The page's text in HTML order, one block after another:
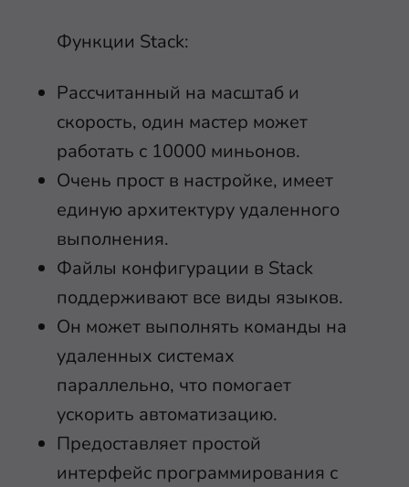
Функции Stack:
Рассчитанный на масштаб и
скорость, один мастер может
работать с 10000 миньонов.
Очень прост в настройке, имеет
единую архитектуру удаленного
выполнения.
Файлы конфигурации в Stack
поддерживают все виды языков.
Он может выполнять команды на
удаленных системах
параллельно, что помогает
ускорить автоматизацию.
Предоставляет простой
интерфейс программирования с